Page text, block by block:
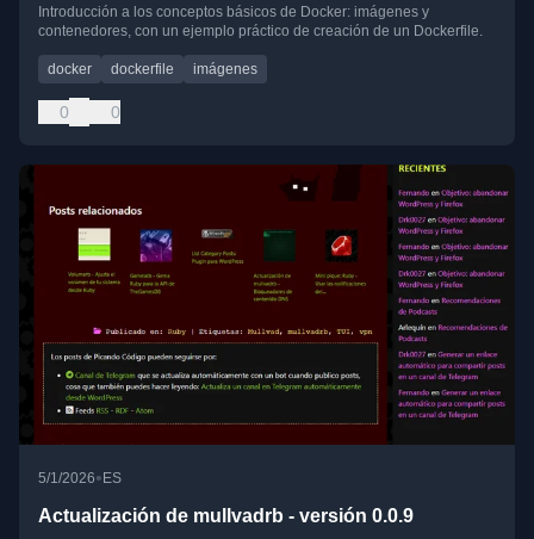
Introducción a los conceptos básicos de Docker: imágenes y
contenedores, con un ejemplo práctico de creación de un Dockerfile.
docker dockerfile imágenes
0 0
5/1/2026•ES
Actualización de mullvadrb - versión 0.0.9